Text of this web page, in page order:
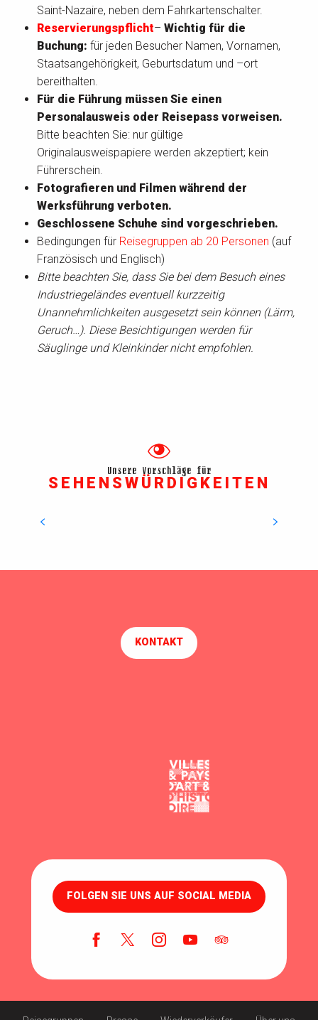
Barrierefreiheit
Saint-Nazaire, neben dem Fahrkartenschalter.
Reservierungspflicht– Wichtig für die
Buchung: für jeden Besucher Namen, Vornamen,
Staatsangehörigkeit, Geburtsdatum und –ort
bereithalten.
Für die Führung müssen Sie einen
Personalausweis oder Reisepass vorweisen.
Bitte beachten Sie: nur gültige
Originalausweispapiere werden akzeptiert; kein
Führerschein.
Fotografieren und Filmen während der
Werksführung verboten.
Geschlossene Schuhe sind vorgeschrieben.
Bedingungen für Reisegruppen ab 20 Personen (auf
Französisch und Englisch)
Bitte beachten Sie, dass Sie bei dem Besuch eines
Industriegeländes eventuell kurzzeitig
Unannehmlichkeiten ausgesetzt sein können (Lärm,
Geruch…). Diese Besichtigungen werden für
Säuglinge und Kleinkinder nicht empfohlen.
Unsere Vorschläge für
SEHENSWÜRDIGKEITEN
KONTAKT
FOLGEN SIE UNS AUF SOCIAL MEDIA